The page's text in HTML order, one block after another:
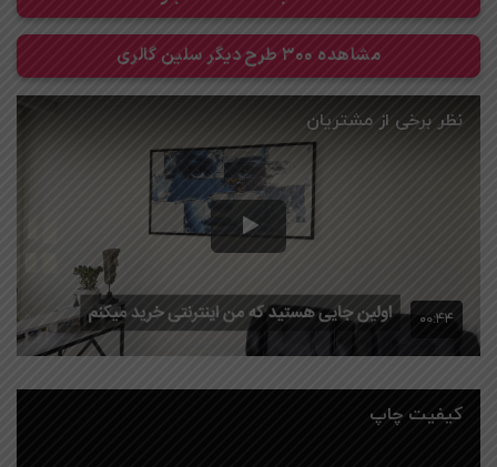
مشاهده 300 طرح دیگر سلین گالری